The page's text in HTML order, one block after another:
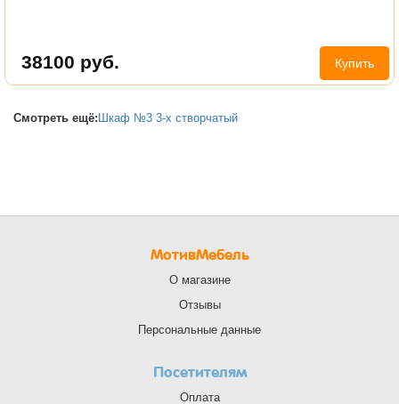
38100 руб. Купить
Смотреть ещё: Шкаф №3 3-х створчатый
МотивМебель
О магазине
Отзывы
Персональные данные
Посетителям
Оплата